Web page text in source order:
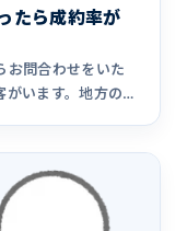
たら成約率が
お問合わせをいた
います。地方の顧